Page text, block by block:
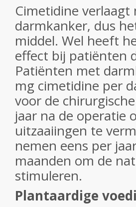
Cimetidine
darmkanker, dus
middel. Wel heeft
effect bij patiënten
Patiënten met
mg cimetidine per
voor de
jaar na de operatie
uitzaaiingen te
nemen eens per
maanden om de
stimuleren.
Plantaardige